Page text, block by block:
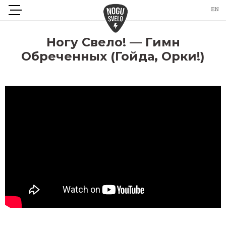
Ногу Свело! — Гимн
Обреченных (Гойда, Орки!)